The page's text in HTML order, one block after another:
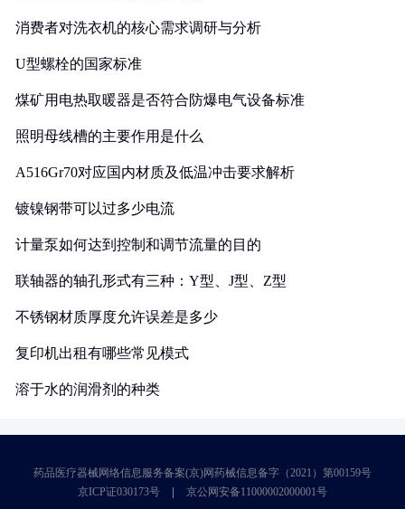
消费者对洗衣机的核心需求调研与分析
U型螺栓的国家标准
煤矿用电热取暖器是否符合防爆电气设备标准
照明母线槽的主要作用是什么
A516Gr70对应国内材质及低温冲击要求解析
镀镍钢带可以过多少电流
计量泵如何达到控制和调节流量的目的
联轴器的轴孔形式有三种：Y型、J型、Z型
不锈钢材质厚度允许误差是多少
复印机出租有哪些常见模式
溶于水的润滑剂的种类
药品医疗器械网络信息服务备案(京)网药械信息备字（2021）第00159号
京ICP证030173号
京公网安备11000002000001号